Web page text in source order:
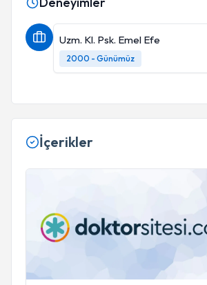
Uzm. Kl. Psk. Emel Efe
2000 - Günümüz
İçerikler